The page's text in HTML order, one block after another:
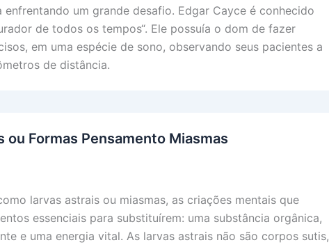
enfrentando um grande desafio. Edgar Cayce é conhecido
de todos os tempos“. Ele possuía o dom de fazer
em uma espécie de sono, observando seus pacientes a
de distância.
ou Formas Pensamento Miasmas
larvas astrais ou miasmas, as criações mentais que
essenciais para substituírem: uma substância orgânica,
e uma energia vital. As larvas astrais não são corpos sutis,